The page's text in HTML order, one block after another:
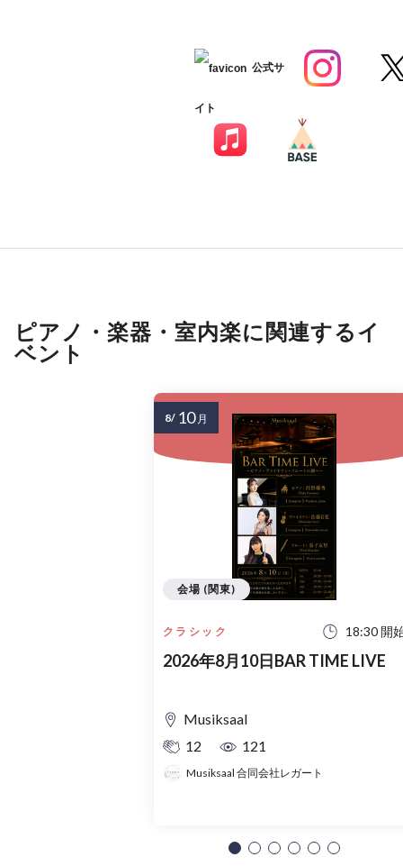
公式サ
イト
ピアノ・楽器・室内楽に関連するイ
ベント
クラシック 18:30 開
2026年8月10日BAR TIME LIVE
Musiksaal
12
121
Musiksaal 合同会社レガート
会場 (関東)
8/ 10 月